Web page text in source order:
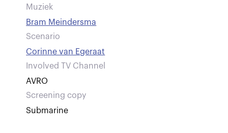
Muziek
Bram Meindersma
Scenario
Corinne van Egeraat
Involved TV Channel
AVRO
Screening copy
Submarine